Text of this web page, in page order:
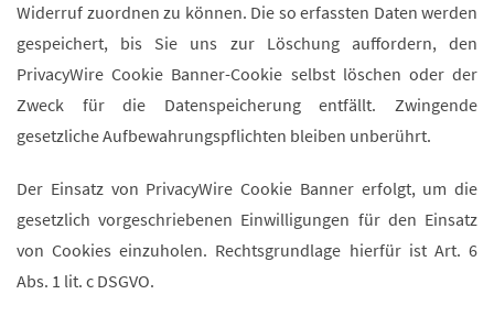
Widerruf zuordnen zu können. Die so erfassten Daten werden
gespeichert, bis Sie uns zur Löschung auffordern, den
PrivacyWire Cookie Banner-Cookie selbst löschen oder der
Zweck für die Datenspeicherung entfällt. Zwingende
gesetzliche Aufbewahrungspflichten bleiben unberührt.
Der Einsatz von PrivacyWire Cookie Banner erfolgt, um die
gesetzlich vorgeschriebenen Einwilligungen für den Einsatz
von Cookies einzuholen. Rechtsgrundlage hierfür ist Art. 6
Abs. 1 lit. c DSGVO.